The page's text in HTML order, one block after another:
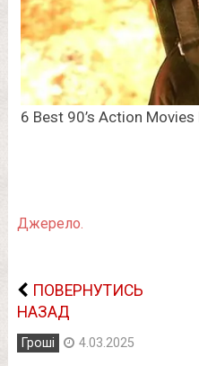
Джерело.
ПОВЕРНУТИСЬ
НАЗАД
Гроші 4.03.2025